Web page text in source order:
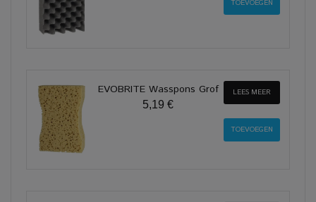
EVOBRITE Wasspons Grof
5,19 €
LEES MEER